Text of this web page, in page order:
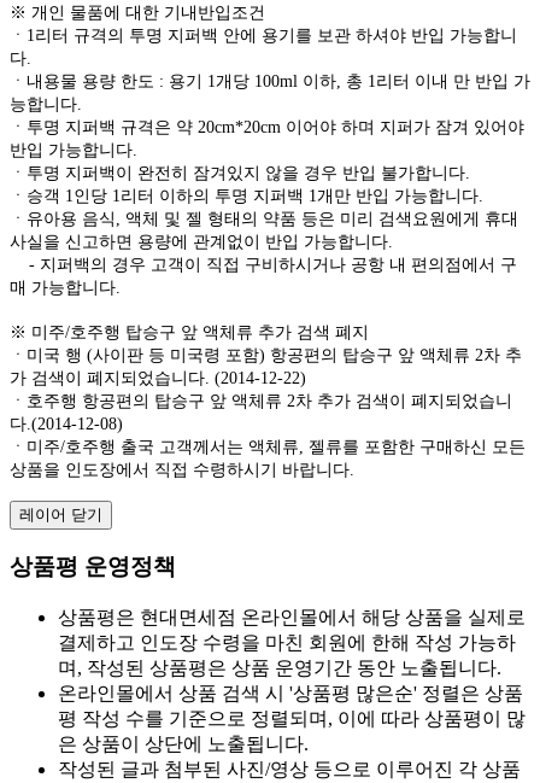
※ 개인 물품에 대한 기내반입조건
ㆍ1리터 규격의 투명 지퍼백 안에 용기를 보관 하셔야 반입 가능합니
다.
ㆍ내용물 용량 한도 : 용기 1개당 100ml 이하, 총 1리터 이내 만 반입 가
능합니다.
ㆍ투명 지퍼백 규격은 약 20cm*20cm 이어야 하며 지퍼가 잠겨 있어야
반입 가능합니다.
ㆍ투명 지퍼백이 완전히 잠겨있지 않을 경우 반입 불가합니다.
ㆍ승객 1인당 1리터 이하의 투명 지퍼백 1개만 반입 가능합니다.
ㆍ유아용 음식, 액체 및 젤 형태의 약품 등은 미리 검색요원에게 휴대
사실을 신고하면 용량에 관계없이 반입 가능합니다.
- 지퍼백의 경우 고객이 직접 구비하시거나 공항 내 편의점에서 구
매 가능합니다.
※ 미주/호주행 탑승구 앞 액체류 추가 검색 폐지
ㆍ미국 행 (사이판 등 미국령 포함) 항공편의 탑승구 앞 액체류 2차 추
가 검색이 폐지되었습니다. (2014-12-22)
ㆍ호주행 항공편의 탑승구 앞 액체류 2차 추가 검색이 폐지되었습니
다.(2014-12-08)
ㆍ미주/호주행 출국 고객께서는 액체류, 젤류를 포함한 구매하신 모든
상품을 인도장에서 직접 수령하시기 바랍니다.
레이어 닫기
상품평 운영정책
상품평은 현대면세점 온라인몰에서 해당 상품을 실제로
결제하고 인도장 수령을 마친 회원에 한해 작성 가능하
며, 작성된 상품평은 상품 운영기간 동안 노출됩니다.
온라인몰에서 상품 검색 시 '상품평 많은순' 정렬은 상품
평 작성 수를 기준으로 정렬되며, 이에 따라 상품평이 많
은 상품이 상단에 노출됩니다.
작성된 글과 첨부된 사진/영상 등으로 이루어진 각 상품